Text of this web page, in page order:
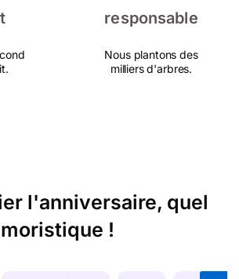
responsable
Nous plantons des
milliers d'arbres.
l'anniversaire, quel
!